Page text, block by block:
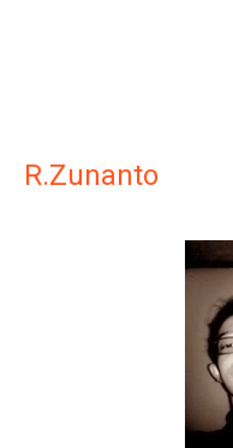
R.Zunanto